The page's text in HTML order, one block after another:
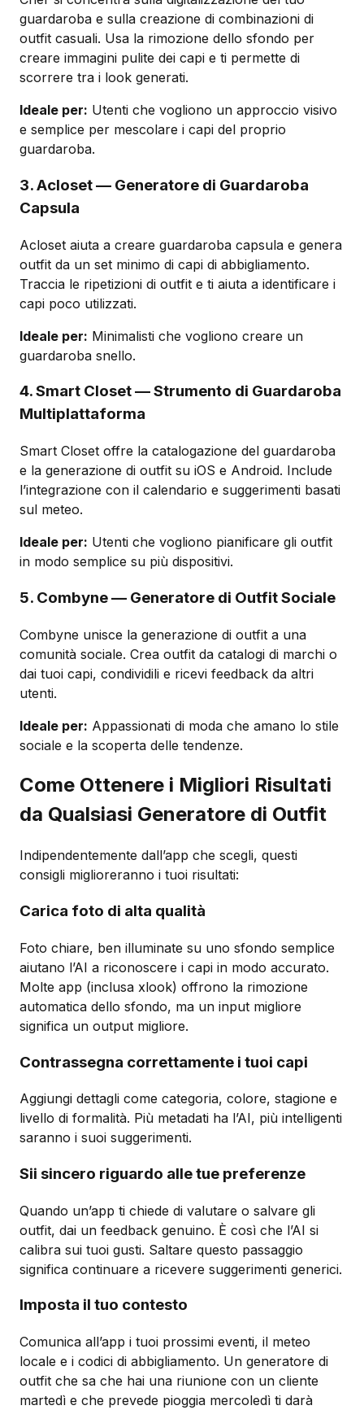
guardaroba e sulla creazione di combinazioni di
outfit casuali. Usa la rimozione dello sfondo per
creare immagini pulite dei capi e ti permette di
scorrere tra i look generati.
Ideale per: Utenti che vogliono un approccio visivo
e semplice per mescolare i capi del proprio
guardaroba.
3. Acloset — Generatore di Guardaroba
Capsula
Acloset aiuta a creare guardaroba capsula e genera
outfit da un set minimo di capi di abbigliamento.
Traccia le ripetizioni di outfit e ti aiuta a identificare i
capi poco utilizzati.
Ideale per: Minimalisti che vogliono creare un
guardaroba snello.
4. Smart Closet — Strumento di Guardaroba
Multiplattaforma
Smart Closet offre la catalogazione del guardaroba
e la generazione di outfit su iOS e Android. Include
l’integrazione con il calendario e suggerimenti basati
sul meteo.
Ideale per: Utenti che vogliono pianificare gli outfit
in modo semplice su più dispositivi.
5. Combyne — Generatore di Outfit Sociale
Combyne unisce la generazione di outfit a una
comunità sociale. Crea outfit da catalogi di marchi o
dai tuoi capi, condividili e ricevi feedback da altri
utenti.
Ideale per: Appassionati di moda che amano lo stile
sociale e la scoperta delle tendenze.
Come Ottenere i Migliori Risultati
da Qualsiasi Generatore di Outfit
Indipendentemente dall’app che scegli, questi
consigli miglioreranno i tuoi risultati:
Carica foto di alta qualità
Foto chiare, ben illuminate su uno sfondo semplice
aiutano l’AI a riconoscere i capi in modo accurato.
Molte app (inclusa xlook) offrono la rimozione
automatica dello sfondo, ma un input migliore
significa un output migliore.
Contrassegna correttamente i tuoi capi
Aggiungi dettagli come categoria, colore, stagione e
livello di formalità. Più metadati ha l’AI, più intelligenti
saranno i suoi suggerimenti.
Sii sincero riguardo alle tue preferenze
Quando un’app ti chiede di valutare o salvare gli
outfit, dai un feedback genuino. È così che l’AI si
calibra sui tuoi gusti. Saltare questo passaggio
significa continuare a ricevere suggerimenti generici.
Imposta il tuo contesto
Comunica all’app i tuoi prossimi eventi, il meteo
locale e i codici di abbigliamento. Un generatore di
outfit che sa che hai una riunione con un cliente
martedì e che prevede pioggia mercoledì ti darà